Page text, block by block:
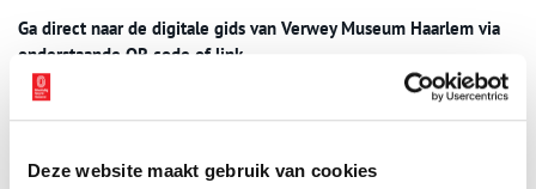
Deze website maakt gebruik van cookies
Ga direct naar de digitale gids van Verwey Museum Haarlem via
onderstaande QR-code of link.